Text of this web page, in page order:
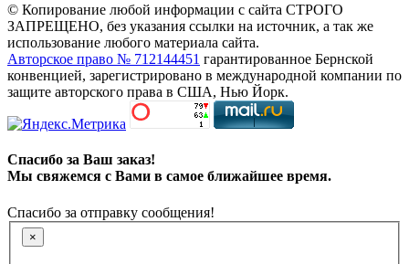
© Копирование любой информации с сайта СТРОГО
ЗАПРЕЩЕНО, без указания ссылки на источник, а так же
использование любого материала сайта.
Авторское право № 712144451 гарантированное Бернской
конвенцией, зарегистрировано в международной компании по
защите авторского права в США, Нью Йорк.
Спасибо за Ваш заказ!
Мы свяжемся с Вами в самое ближайшее время.
Спасибо за отправку сообщения!
×